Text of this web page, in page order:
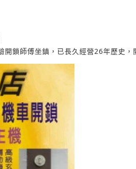
鎖師傅坐鎮，已長久經營26年歷史，